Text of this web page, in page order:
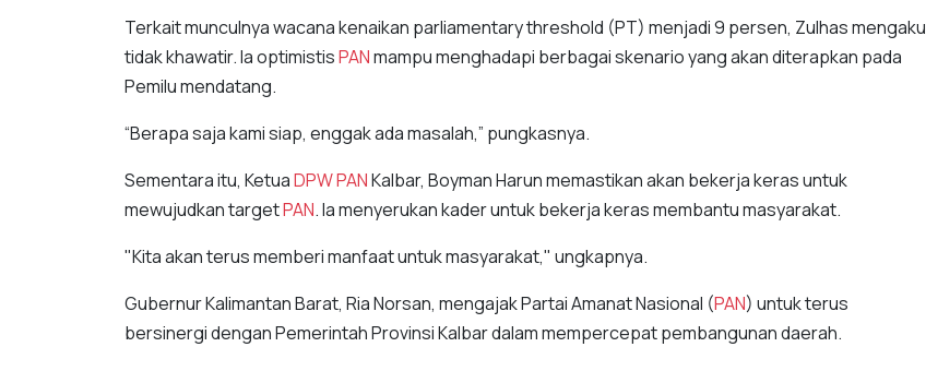
Terkait munculnya wacana kenaikan parliamentary threshold (PT) menjadi 9 persen, Zulhas mengaku
tidak khawatir. Ia optimistisPANmampu menghadapi berbagai skenario yang akan diterapkan pada
Pemilu mendatang.
“Berapa saja kami siap, enggak ada masalah,” pungkasnya.
Sementara itu, KetuaDPWPANKalbar, Boyman Harun memastikan akan bekerja keras untuk
mewujudkan targetPAN. Ia menyerukan kader untuk bekerja keras membantu masyarakat.
"Kita akan terus memberi manfaat untuk masyarakat," ungkapnya.
Gubernur Kalimantan Barat, Ria Norsan, mengajak Partai Amanat Nasional (PAN) untuk terus
bersinergi dengan Pemerintah Provinsi Kalbar dalam mempercepat pembangunan daerah.